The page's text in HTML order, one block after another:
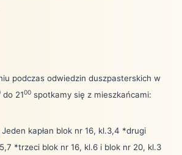
podczas odwiedzin duszpasterskich w
do 2100 spotkamy się z mieszkańcami:
Jeden kapłan blok nr 16, kl.3,4 *drugi
*trzeci blok nr 16, kl.6 i blok nr 20, kl.3